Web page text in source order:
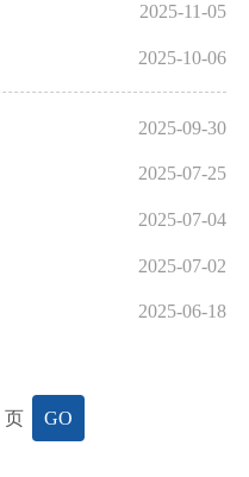
2025-11-05
2025-10-06
2025-09-30
2025-07-25
2025-07-04
2025-07-02
2025-06-18
页 GO